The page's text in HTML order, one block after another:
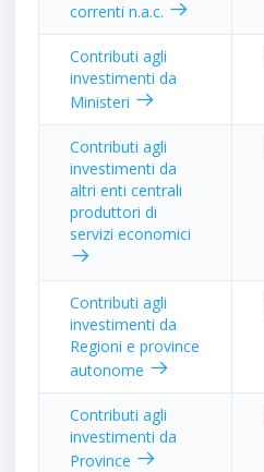
correnti n.a.c.
Contributi agli
investimenti da
Ministeri
Contributi agli
investimenti da
altri enti centrali
produttori di
servizi economici
Contributi agli
investimenti da
Regioni e province
autonome
Contributi agli
investimenti da
Province